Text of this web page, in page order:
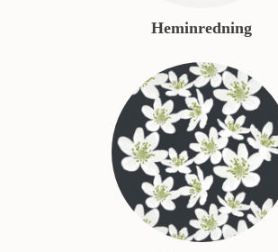
Heminredning